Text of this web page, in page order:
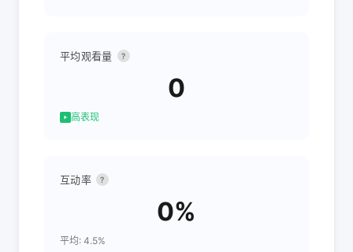
平均观看量 ?
0
高表现
互动率 ?
0%
平均: 4.5%